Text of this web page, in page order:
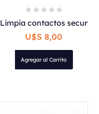
Limpia contactos secur
U$S 8,00
Agregar al Carrito